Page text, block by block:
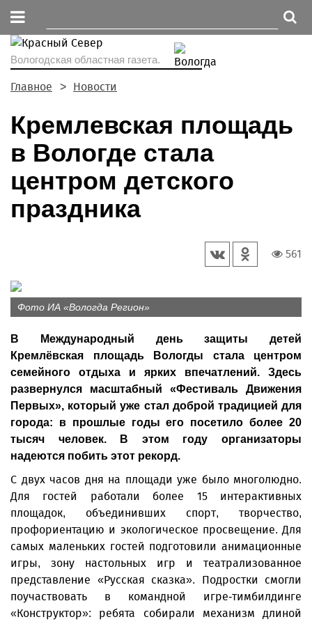
Вологодская областная газета.
Главное Новости
Кремлевская площадь
в Вологде стала
центром детского
праздника
561
Фото ИА «Вологда Регион»
В Международный день защиты детей
Кремлёвская площадь Вологды стала центром
семейного отдыха и ярких впечатлений. Здесь
развернулся масштабный «Фестиваль Движения
Первых», который уже стал доброй традицией для
города: в прошлые годы его посетило более 20
тысяч человек. В этом году организаторы
надеются побить этот рекорд.
С двух часов дня на площади уже было многолюдно.
Для гостей работали более 15 интерактивных
площадок, объединивших спорт, творчество,
профориентацию и экологическое просвещение. Для
самых маленьких гостей подготовили анимационные
игры, зону настольных игр и театрализованное
представление «Русская сказка». Подростки смогли
поучаствовать в командной игре-тимбилдинге
«Конструктор»: ребята собирали механизм длиной